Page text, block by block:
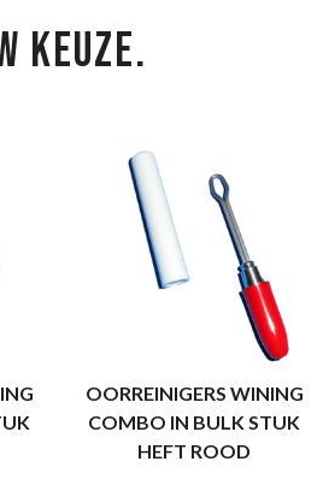
KEUZE.
OORREINIGERS WINING
COMBO IN BULK STUK
HEFT ROOD